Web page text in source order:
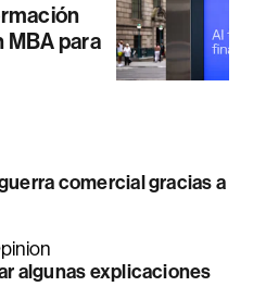
MBA para
comercial gracias a
algunas explicaciones